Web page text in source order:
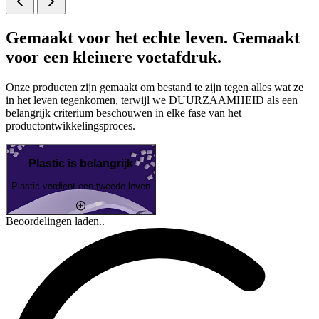
Gemaakt voor het echte leven. Gemaakt
voor een kleinere voetafdruk.
Onze producten zijn gemaakt om bestand te zijn tegen alles wat ze
in het leven tegenkomen, terwijl we DUURZAAMHEID als een
belangrijk criterium beschouwen in elke fase van het
productontwikkelingsproces.
Plastic is belangrijk
Plastic verdient een tweede leven
Beoordelingen laden..